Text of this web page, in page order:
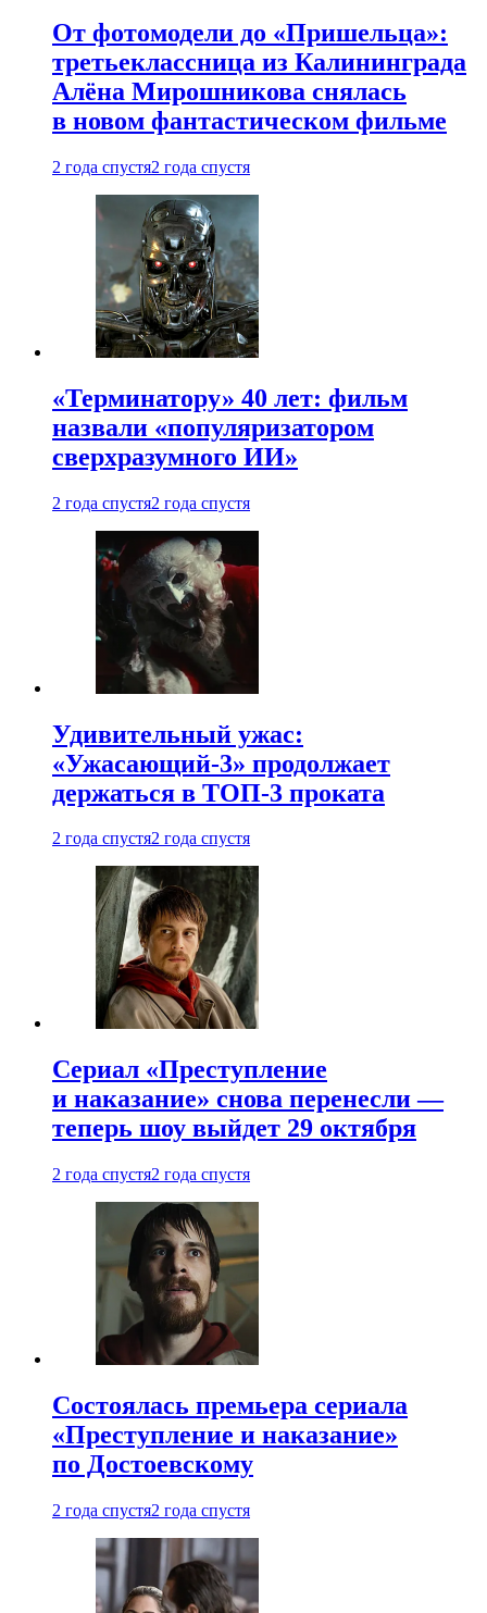
От фотомодели до «Пришельца»:
третьеклассница из Калининграда
Алёна Мирошникова снялась
в новом фантастическом фильме
2 года спустя2 года спустя
«Терминатору» 40 лет: фильм
назвали «популяризатором
сверхразумного ИИ»
2 года спустя2 года спустя
Удивительный ужас:
«Ужасающий-3» продолжает
держаться в ТОП-3 проката
2 года спустя2 года спустя
Сериал «Преступление
и наказание» снова перенесли —
теперь шоу выйдет 29 октября
2 года спустя2 года спустя
Состоялась премьера сериала
«Преступление и наказание»
по Достоевскому
2 года спустя2 года спустя